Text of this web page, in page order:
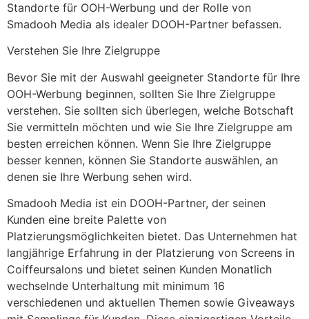
Standorte für OOH-Werbung und der Rolle von
Smadooh Media als idealer DOOH-Partner befassen.
Verstehen Sie Ihre Zielgruppe
Bevor Sie mit der Auswahl geeigneter Standorte für Ihre
OOH-Werbung beginnen, sollten Sie Ihre Zielgruppe
verstehen. Sie sollten sich überlegen, welche Botschaft
Sie vermitteln möchten und wie Sie Ihre Zielgruppe am
besten erreichen können. Wenn Sie Ihre Zielgruppe
besser kennen, können Sie Standorte auswählen, an
denen sie Ihre Werbung sehen wird.
Smadooh Media ist ein DOOH-Partner, der seinen
Kunden eine breite Palette von
Platzierungsmöglichkeiten bietet. Das Unternehmen hat
langjährige Erfahrung in der Platzierung von Screens in
Coiffeursalons und bietet seinen Kunden Monatlich
wechselnde Unterhaltung mit minimum 16
verschiedenen und aktuellen Themen sowie Giveaways